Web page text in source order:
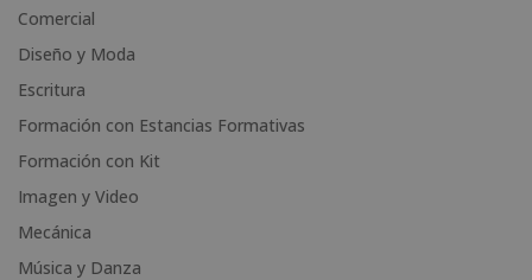
i
e
:
Comercial
Diseño y Moda
Escritura
Formación con Estancias Formativas
Formación con Kit
Imagen y Video
Mecánica
Música y Danza